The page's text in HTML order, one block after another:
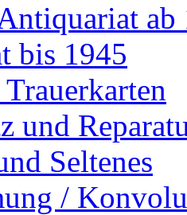
ab
bis 1945
und
Seltenes
/